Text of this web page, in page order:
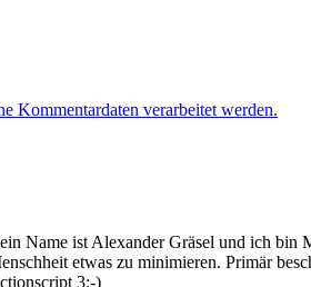
Kommentardaten verarbeitet werden.
Name ist Alexander Gräsel und ich bin
etwas zu minimieren. Primär
3:-)